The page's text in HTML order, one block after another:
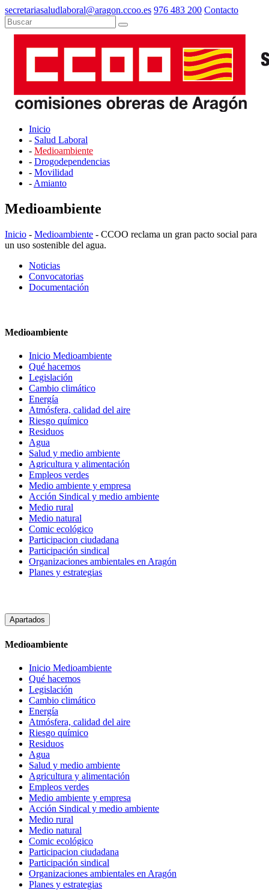
secretariasaludlaboral@aragon.ccoo.es 976 483 200 Contacto
Inicio
- Salud Laboral
- Medioambiente
- Drogodependencias
- Movilidad
- Amianto
Medioambiente
Inicio - Medioambiente - CCOO reclama un gran pacto social para
un uso sostenible del agua.
Noticias
Convocatorias
Documentación
Medioambiente
Inicio Medioambiente
Qué hacemos
Legislación
Cambio climático
Energía
Atmósfera, calidad del aire
Riesgo químico
Residuos
Agua
Salud y medio ambiente
Agricultura y alimentación
Empleos verdes
Medio ambiente y empresa
Acción Sindical y medio ambiente
Medio rural
Medio natural
Comic ecológico
Participacion ciudadana
Participación sindical
Organizaciones ambientales en Aragón
Planes y estrategias
Apartados
Medioambiente
Inicio Medioambiente
Qué hacemos
Legislación
Cambio climático
Energía
Atmósfera, calidad del aire
Riesgo químico
Residuos
Agua
Salud y medio ambiente
Agricultura y alimentación
Empleos verdes
Medio ambiente y empresa
Acción Sindical y medio ambiente
Medio rural
Medio natural
Comic ecológico
Participacion ciudadana
Participación sindical
Organizaciones ambientales en Aragón
Planes y estrategias